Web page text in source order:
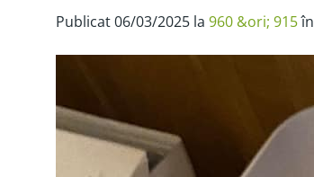
Publicat06/03/2025 la 960 &ori; 915în